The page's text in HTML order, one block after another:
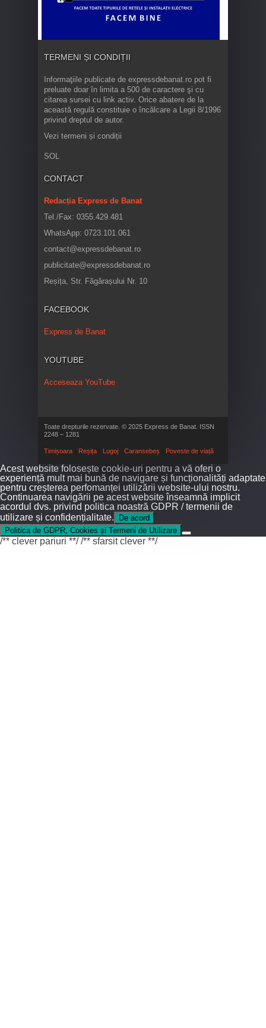
TERMENI ȘI CONDIȚII
Informaţiile publicate de expressdebanat.ro pot fi
preluate doar în limita a 500 de caractere şi cu
citarea sursei cu link activ. Orice abatere de la
această regulă constituie o încălcare a Legii 8/1996
privind dreptul de autor.
Vezi termeni și condiții
SOL
CONTACT
Redacția Express de Banat
Tel./Fax: 0355.429.481
WhatsApp: 0723.101.061
contact@expressdebanat.ro
publicitate@expressdebanat.ro
Reșița, Str. Făgărașului Nr. 10
FACEBOOK
Express de Banat
YOUTUBE
Acceseaza YouTube
Toate drepturile rezervate. © 2025 Express de Banat. ISSN
2248 – 1281
Timișoara Reșița Lugoj Caransebeș Poveste de viață
Acest website folosește cookie-uri pentru a vă oferi o
experiență mult mai bună de navigare și funcționalități adaptate
pentru creșterea perfomanței utilizării website-ului nostru.
Continuarea navigării pe acest website înseamnă implicit
acordul dvs. privind politica noastră GDPR / termenii de
utilizare și confidențialitate.
De acord
Politica de GDPR, Cookies și Termeni de Utilizare
/** clever pariuri **//** sfarsit clever **/